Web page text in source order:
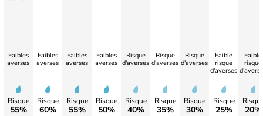
Faibles
averses
Risque
55%
Faibles
averses
Risque
60%
Faibles
averses
Risque
55%
Faibles
averses
Risque
50%
Risque
d'averses
Risque
40%
Risque
d'averses
Risque
35%
Risque
d'averses
Risque
30%
Faible
risque
d'averses
Risque
25%
Faible
risque
20%